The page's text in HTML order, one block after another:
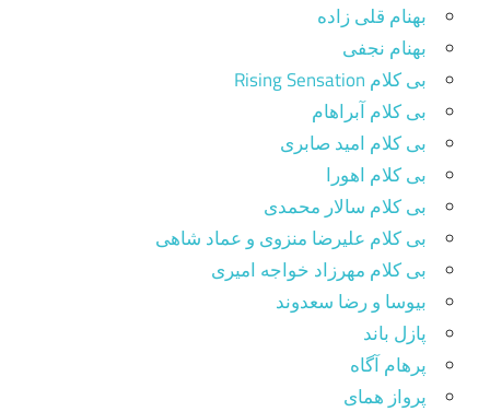
بهنام قلی زاده
بهنام نجفی
بی کلام Rising Sensation
بی کلام آبراهام
بی کلام امید صابری
بی کلام اهورا
بی کلام سالار محمدی
بی کلام علیرضا منزوی و عماد شاهی
بی کلام مهرزاد خواجه امیری
بیوسا و رضا سعدوند
پازل باند
پرهام آگاه
پرواز همای